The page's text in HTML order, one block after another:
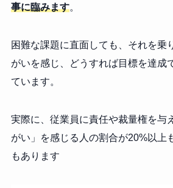
事に臨みます。
困難な課題に直面しても、それを乗
がいを感じ、どうすれば目標を達成
ています。
実際に、従業員に責任や裁量権を与
がい」を感じる人の割合が20%以上
もあります